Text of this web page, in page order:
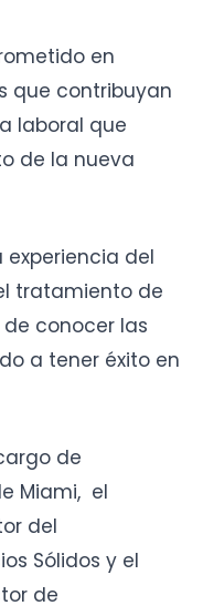
en
que contribuyan
laboral que
de la nueva
experiencia del
tratamiento de
conocer las
a tener éxito en
de
Miami, el
del
Sólidos y el
de